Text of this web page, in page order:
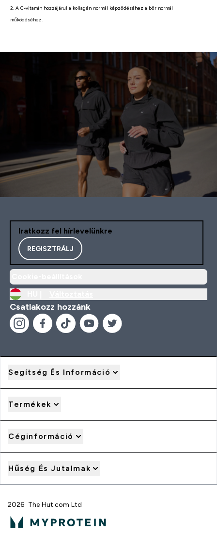
2. A C-vitamin hozzájárul a kollagén normál képződéséhez a bőr normál
működéséhez.
Iratkozz fel hírlevelünkre
REGISZTRÁLJ
Csatlakozz hozzánk
Segítség És Információ
Termékek
Céginformáció
Hűség És Jutalmak
2026 The Hut.com Ltd